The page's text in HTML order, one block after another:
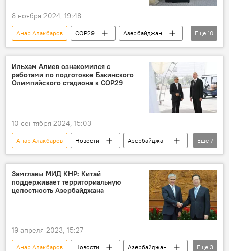
8 ноября 2024, 19:48
Анар Алакбаров COP29
Азербайджан
Баку
29-я сессия Конференции сторон Рамочной конвенции ООН по изменению климата
СМИ
Регистрация
Культура
дворец "Гюлистан"
Церемония открытия
Еще 10
Ильхам Алиев ознакомился с
работами по подготовке Бакинского
Олимпийского стадиона к COP29
10 сентября 2024, 15:03
Анар Алакбаров Новости
Азербайджан
ООН
29-я Конференция сторон Рамочной конвенции ООН об изменении климата
Баку
Ильхам Алиев
Еще 7
Замглавы МИД КНР: Китай
поддерживает территориальную
целостность Азербайджана
19 апреля 2023, 15:27
Анар Алакбаров Новости
Азербайджан
Еще 3